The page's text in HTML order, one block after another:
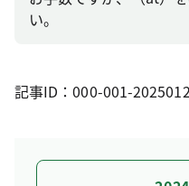
い。
記事ID：000-001-